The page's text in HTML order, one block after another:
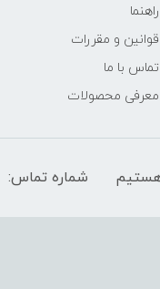
راهنما
قوانین و مقررات
تماس با ما
معرفی محصولات
شماره تماس: